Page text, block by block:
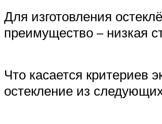
Для изготовления
преимущество – низкая
Что касается критериев
остекление из